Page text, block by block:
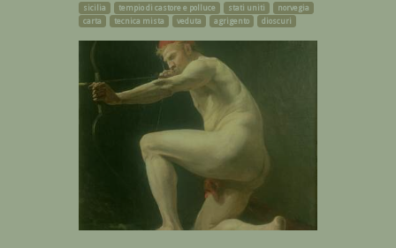
sicilia tempio di castore e polluce stati uniti
norvegia
carta
tecnica mista veduta agrigento dioscuri